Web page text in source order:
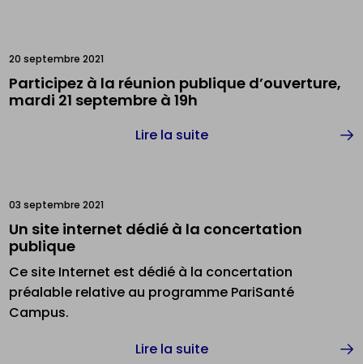
20 septembre 2021
Participez à la réunion publique d’ouverture,
mardi 21 septembre à 19h
Lire la suite
03 septembre 2021
Un site internet dédié à la concertation
publique
Ce site Internet est dédié à la concertation
préalable relative au programme PariSanté
Campus.
Lire la suite